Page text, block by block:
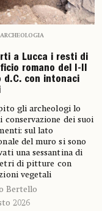
ARCHEOLOGIA
a Lucca i resti di
romano del I-II
d.C. con intonaci
gli archeologi lo
conservazione dei suoi
sul lato
del muro si sono
una sessantina di
di pitture con
vegetali
Bertello
2026